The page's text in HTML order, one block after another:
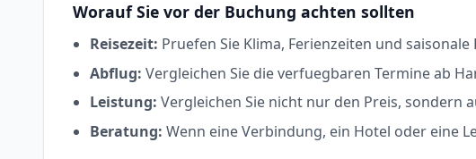
Worauf Sie vor der Buchung achten sollten
Reisezeit: Pruefen Sie Klima, Ferienzeiten und
Abflug: Vergleichen Sie die verfuegbaren Termine ab
Leistung: Vergleichen Sie nicht nur den Preis,
Beratung: Wenn eine Verbindung, ein Hotel oder eine